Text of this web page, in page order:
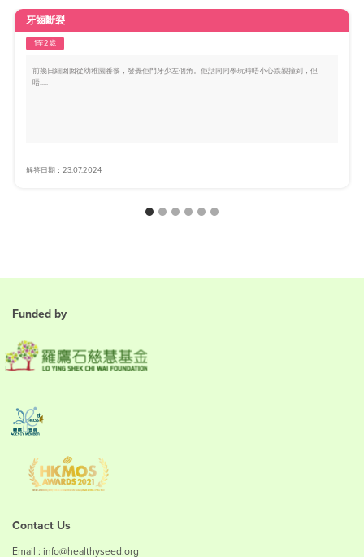
牙齒斷裂
1至2歲
前幾日細囡囡從幼稚園番黎，發覺佢門牙少左個角。佢話同同學玩時唔小心跌親撞到，但
唔.....
解答日期：23.07.2024
Funded by
Contact Us
Email : info@healthyseed.org